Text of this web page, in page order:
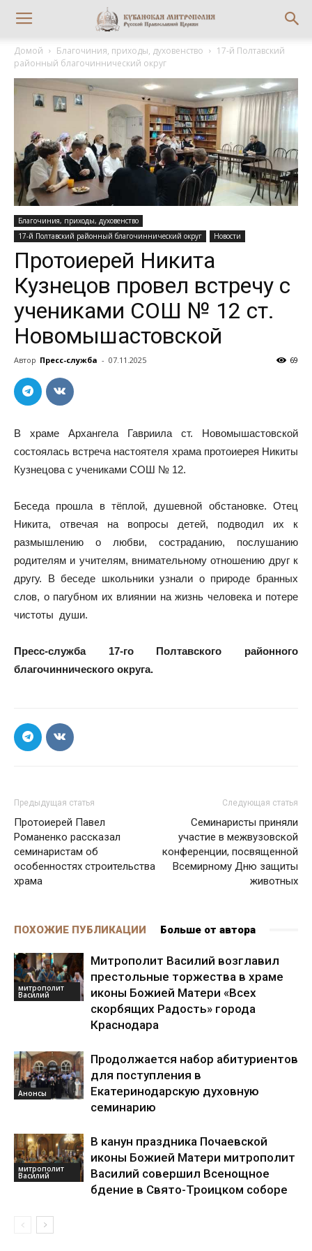
Домой Благочиния, приходы, духовенство
17-й Полтавский
районный благочиннический округ
Благочиния, приходы, духовенство
17-й Полтавский районный благочиннический округ
Новости
Протоиерей Никита
Кузнецов провел встречу с
учениками СОШ № 12 ст.
Новомышастовской
Автор Пресс-служба - 07.11.2025 69
В храме Архангела Гавриила ст. Новомышастовской
состоялась встреча настоятеля храма протоиерея Никиты
Кузнецова с учениками СОШ № 12.
Беседа прошла в тёплой, душевной обстановке. Отец
Никита, отвечая на вопросы детей, подводил их к
размышлению о любви, состраданию, послушанию
родителям и учителям, внимательному отношению друг к
другу. В беседе школьники узнали о природе бранных
слов, о пагубном их влиянии на жизнь человека и потере
чистоты души.
Пресс-служба 17-го Полтавского районного
благочиннического округа.
Предыдущая статья
Протоиерей Павел
Романенко рассказал
семинаристам об
особенностях строительства
храма
Следующая статья
Семинаристы приняли
участие в межвузовской
конференции, посвященной
Всемирному Дню защиты
животных
ПОХОЖИЕ ПУБЛИКАЦИИ Больше от автора
митрополит
Василий
Митрополит Василий возглавил
престольные торжества в храме
иконы Божией Матери «Всех
скорбящих Радость» города
Краснодара
Анонсы
Продолжается набор абитуриентов
для поступления в
Екатеринодарскую духовную
семинарию
митрополит
Василий
В канун праздника Почаевской
иконы Божией Матери митрополит
Василий совершил Всенощное
бдение в Свято-Троицком соборе